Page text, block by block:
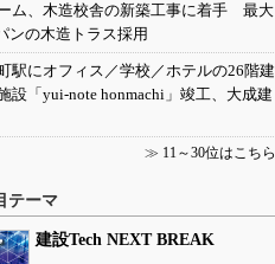
ム、木造校舎の新築工事に着手 最大
ンの木造トラス採用
駅にオフィス／学校／ホテルの26階建
設「yui-note honmachi」竣工、大成建
≫ 11～30位はこちら
テーマ
建設Tech NEXT BREAK